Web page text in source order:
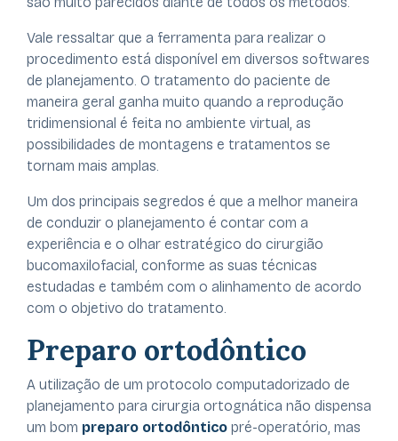
Vale ressaltar que a ferramenta para realizar o
procedimento está disponível em diversos softwares
de planejamento. O tratamento do paciente de
maneira geral ganha muito quando a reprodução
tridimensional é feita no ambiente virtual, as
possibilidades de montagens e tratamentos se
tornam mais amplas.
Um dos principais segredos é que a melhor maneira
de conduzir o planejamento é contar com a
experiência e o olhar estratégico do cirurgião
bucomaxilofacial, conforme as suas técnicas
estudadas e também com o alinhamento de acordo
com o objetivo do tratamento.
Preparo ortodôntico
A utilização de um protocolo computadorizado de
planejamento para cirurgia ortognática não dispensa
um bom preparo ortodôntico pré-operatório, mas